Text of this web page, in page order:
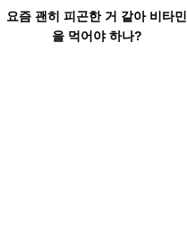
요즘 괜히 피곤한 거 같아 비타민
을 먹어야 하나?